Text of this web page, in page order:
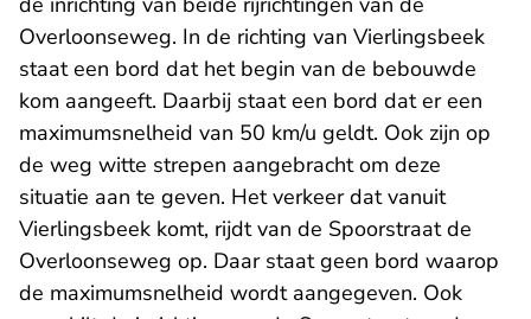
Overloonseweg. In de richting van Vierlingsbeek
staat een bord dat het begin van de bebouwde
kom aangeeft. Daarbij staat een bord dat er een
maximumsnelheid van 50 km/u geldt. Ook zijn op
de weg witte strepen aangebracht om deze
situatie aan te geven. Het verkeer dat vanuit
Vierlingsbeek komt, rijdt van de Spoorstraat de
Overloonseweg op. Daar staat geen bord waarop
de maximumsnelheid wordt aangegeven. Ook